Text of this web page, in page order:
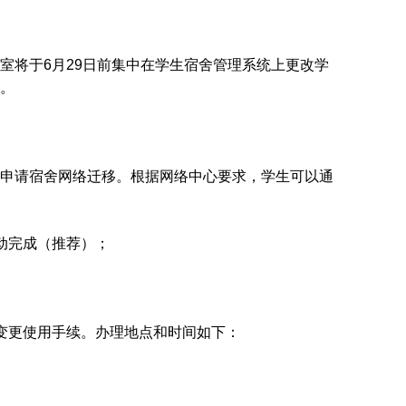
将于6月29日前集中在学生宿舍管理系统上更改学
请宿舍网络迁移。根据网络中心要求，学生可以通
成（推荐）；
使用手续。办理地点和时间如下：